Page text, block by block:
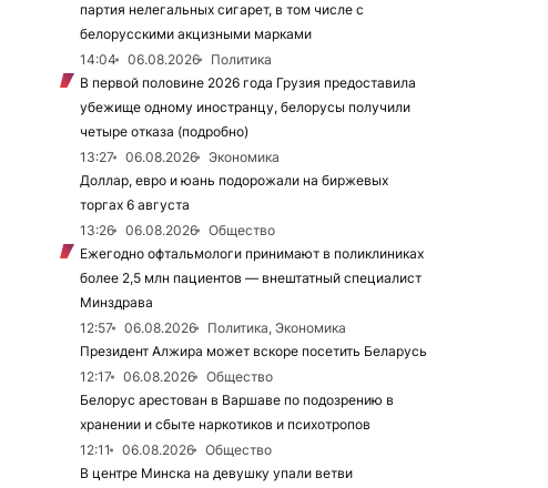
партия нелегальных сигарет, в том числе с
белорусскими акцизными марками
14:04
06.08.2026
Политика
В первой половине 2026 года Грузия предоставила
убежище одному иностранцу, белорусы получили
четыре отказа (подробно)
13:27
06.08.2026
Экономика
Доллар, евро и юань подорожали на биржевых
торгах 6 августа
13:26
06.08.2026
Общество
Ежегодно офтальмологи принимают в поликлиниках
более 2,5 млн пациентов — внештатный специалист
Минздрава
12:57
06.08.2026
Политика, Экономика
Президент Алжира может вскоре посетить Беларусь
12:17
06.08.2026
Общество
Белорус арестован в Варшаве по подозрению в
хранении и сбыте наркотиков и психотропов
12:11
06.08.2026
Общество
В центре Минска на девушку упали ветви